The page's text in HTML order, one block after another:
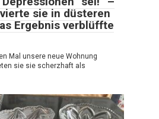
sie in düsteren
Ergebnis verblüffte
Mal unsere neue Wohnung
sie sie scherzhaft als